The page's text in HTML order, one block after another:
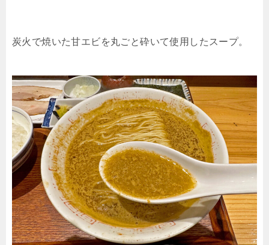
炭火で焼いた甘エビを丸ごと砕いて使用したスープ。